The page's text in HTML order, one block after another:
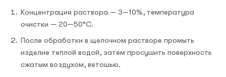
Концентрация раствора — 3—10%, температура
очистки — 20—50°С.
После обработки в щелочном растворе промыть
изделие теплой водой, затем просушить поверхность
сжатым воздухом, ветошью.